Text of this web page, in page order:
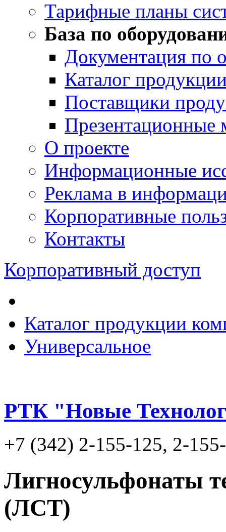
Тарифные планы
База по
Документация по
Каталог
Поставщики
Презентационные
О проекте
Информационные
Реклама в
Корпоративные
Контакты
Корпоративный доступ
Каталог продукции
Универсальное
РТК "Новые
+7 (342) 2-155-125, 2-
Лигносульфонаты
(ЛСТ)